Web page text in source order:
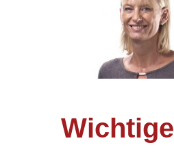
Wichtige